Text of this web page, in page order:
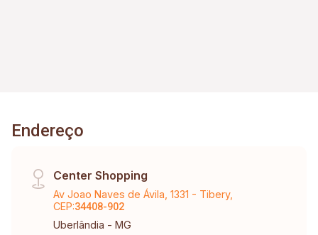
Endereço
Center Shopping
Av Joao Naves de Ávila, 1331 - Tibery,
CEP:34408-902
Uberlândia - MG